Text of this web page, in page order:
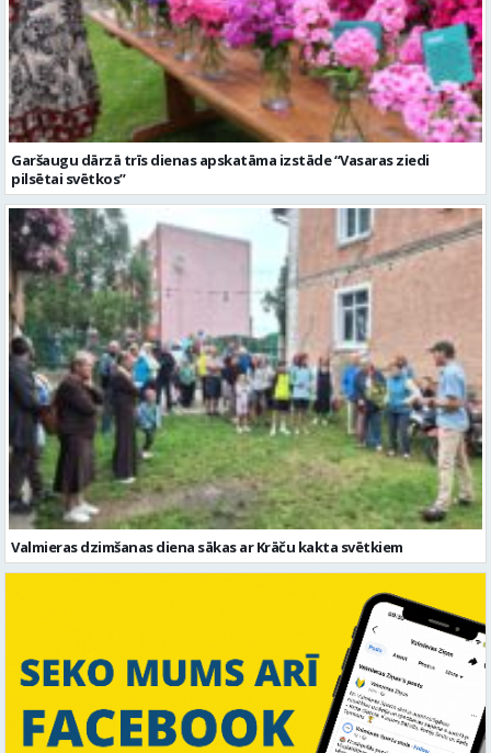
Garšaugu dārzā trīs dienas apskatāma izstāde “Vasaras ziedi
pilsētai svētkos”
Valmieras dzimšanas diena sākas ar Krāču kakta svētkiem